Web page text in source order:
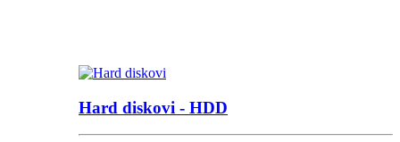
Hard diskovi - HDD